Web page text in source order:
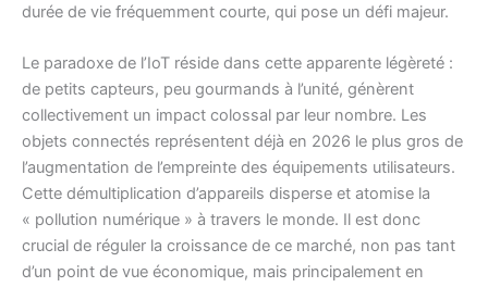
durée de vie fréquemment courte, qui pose un défi majeur.
Le paradoxe de l’IoT réside dans cette apparente légèreté :
de petits capteurs, peu gourmands à l’unité, génèrent
collectivement un impact colossal par leur nombre. Les
objets connectés représentent déjà en 2026 le plus gros de
l’augmentation de l’empreinte des équipements utilisateurs.
Cette démultiplication d’appareils disperse et atomise la
« pollution numérique » à travers le monde. Il est donc
crucial de réguler la croissance de ce marché, non pas tant
d’un point de vue économique, mais principalement en